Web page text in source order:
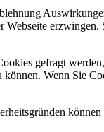
gefragt
Wenn Sie